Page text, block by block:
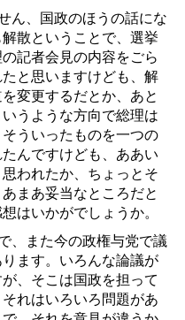
ん、国政のほうの話にな
散ということで、選挙
記者会見の内容をごら
と思いますけども、解
変更するだとか、あと
うような方向で総理は
ういったものを一つの
んですけども、ああい
われたか、ちょっとそ
まあ妥当なところだと
はいかがでしょうか。
、また今の政権与党で議
ます。いろんな論議が
、そこは国政を担って
れはいろいろ問題があ